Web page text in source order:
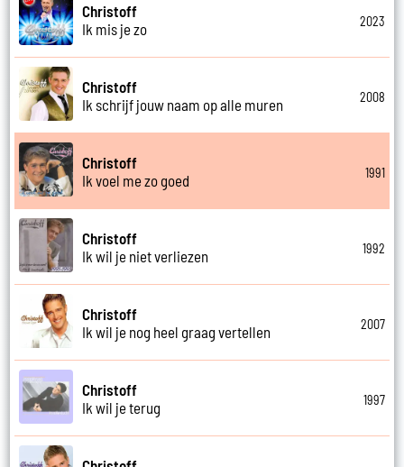
Christoff
Ik mis je zo
2023
Christoff
Ik schrijf jouw naam op alle muren
2008
Christoff
Ik voel me zo goed
1991
Christoff
Ik wil je niet verliezen
1992
Christoff
Ik wil je nog heel graag vertellen
2007
Christoff
Ik wil je terug
1997